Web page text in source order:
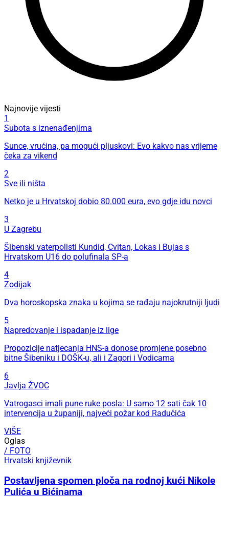
Najnovije vijesti
1
Subota s iznenađenjima
Sunce, vrućina, pa mogući pljuskovi: Evo kakvo nas vrijeme
čeka za vikend
2
Sve ili ništa
Netko je u Hrvatskoj dobio 80.000 eura, evo gdje idu novci
3
U Zagrebu
Šibenski vaterpolisti Kundid, Cvitan, Lokas i Bujas s
Hrvatskom U16 do polufinala SP-a
4
Zodijak
Dva horoskopska znaka u kojima se rađaju najokrutniji ljudi
5
Napredovanje i ispadanje iz lige
Propozicije natjecanja HNS-a donose promjene posebno
bitne Šibeniku i DOŠK-u, ali i Zagori i Vodicama
6
Javlja ŽVOC
Vatrogasci imali pune ruke posla: U samo 12 sati čak 10
intervencija u županiji, najveći požar kod Radučića
VIŠE
Oglas
/ FOTO
Hrvatski književnik
Postavljena spomen ploča na rodnoj kući Nikole
Pulića u Bićinama